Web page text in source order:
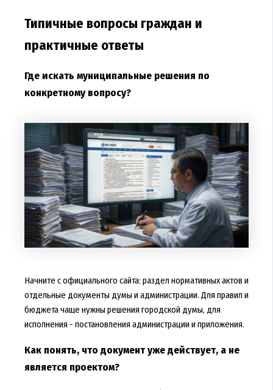
Типичные вопросы граждан и
практичные ответы
Где искать муниципальные решения по
конкретному вопросу?
Начните с официального сайта: раздел нормативных актов и
отдельные документы думы и администрации. Для правил и
бюджета чаще нужны решения городской думы, для
исполнения - постановления администрации и приложения.
Как понять, что документ уже действует, а не
является проектом?